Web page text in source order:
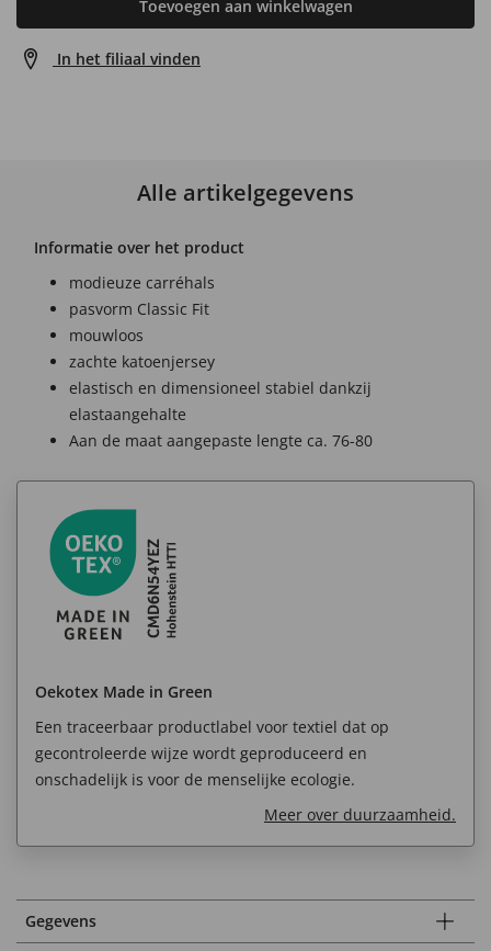
Toevoegen aan winkelwagen
In het filiaal vinden
Alle artikelgegevens
Informatie over het product
modieuze carréhals
pasvorm Classic Fit
mouwloos
zachte katoenjersey
elastisch en dimensioneel stabiel dankzij
elastaangehalte
Aan de maat aangepaste lengte ca. 76-80
Oekotex Made in Green
Een traceerbaar productlabel voor textiel dat op
gecontroleerde wijze wordt geproduceerd en
onschadelijk is voor de menselijke ecologie.
Meer over duurzaamheid.
Gegevens